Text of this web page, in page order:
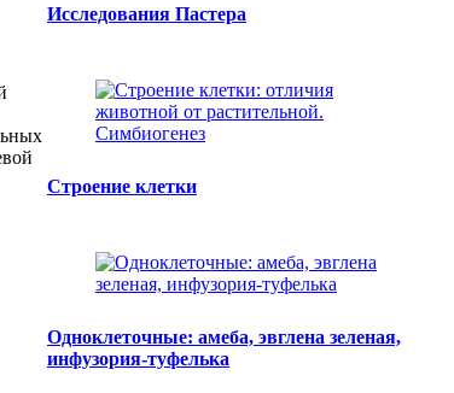
Исследования Пастера
Строение клетки
Одноклеточные: амеба, эвглена зеленая,
инфузория-туфелька